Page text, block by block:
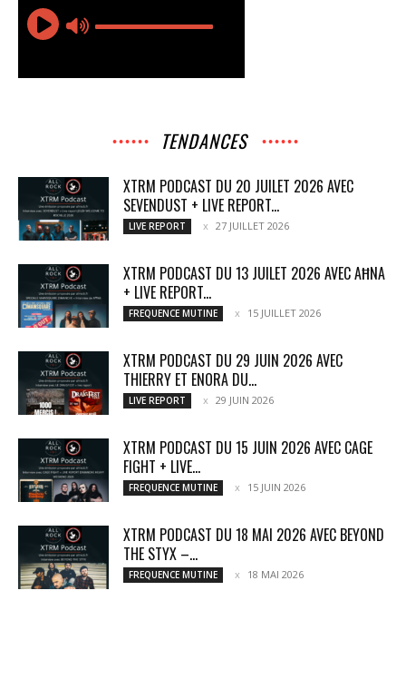
TENDANCES
XTRM PODCAST DU 20 JUILET 2026 AVEC
SEVENDUST + LIVE REPORT...
LIVE REPORT 27 JUILLET 2026
XTRM PODCAST DU 13 JUILET 2026 AVEC AĦNA
+ LIVE REPORT...
FREQUENCE MUTINE 15 JUILLET 2026
XTRM PODCAST DU 29 JUIN 2026 AVEC
THIERRY ET ENORA DU...
LIVE REPORT 29 JUIN 2026
XTRM PODCAST DU 15 JUIN 2026 AVEC CAGE
FIGHT + LIVE...
FREQUENCE MUTINE 15 JUIN 2026
XTRM PODCAST DU 18 MAI 2026 AVEC BEYOND
THE STYX –...
FREQUENCE MUTINE 18 MAI 2026